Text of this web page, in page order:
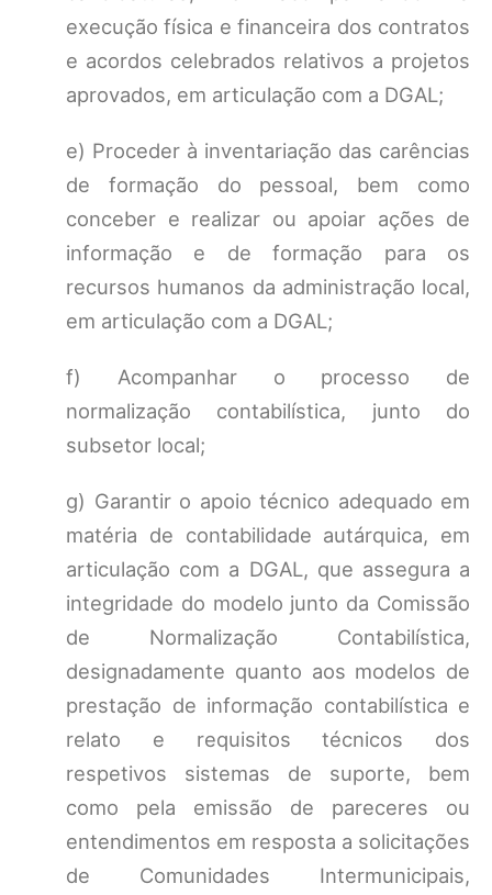
execução física e financeira dos contratos
e acordos celebrados relativos a projetos
aprovados, em articulação com a DGAL;
e) Proceder à inventariação das carências
de formação do pessoal, bem como
conceber e realizar ou apoiar ações de
informação e de formação para os
recursos humanos da administração local,
em articulação com a DGAL;
f) Acompanhar o processo de
normalização contabilística, junto do
subsetor local;
g) Garantir o apoio técnico adequado em
matéria de contabilidade autárquica, em
articulação com a DGAL, que assegura a
integridade do modelo junto da Comissão
de Normalização Contabilística,
designadamente quanto aos modelos de
prestação de informação contabilística e
relato e requisitos técnicos dos
respetivos sistemas de suporte, bem
como pela emissão de pareceres ou
entendimentos em resposta a solicitações
de Comunidades Intermunicipais,